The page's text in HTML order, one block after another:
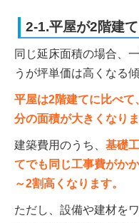
2-1.平屋が2階建
同じ延床面積の場合、
うが坪単価は高くなる
平屋は2階建てに比べ
分の面積が大きくなりま
建築費用のうち、 基礎
てでも同じ工事費がか
～2割高くなります。
ただし、設備や建材を